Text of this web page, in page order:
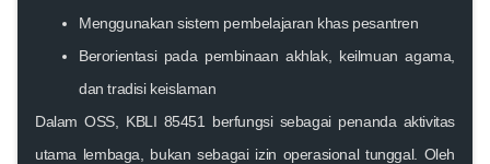
Menggunakan sistem pembelajaran khas pesantren
Berorientasi pada pembinaan akhlak, keilmuan agama,
dan tradisi keislaman
Dalam OSS, KBLI 85451 berfungsi sebagai penanda aktivitas
utama lembaga , bukan sebagai izin operasional tunggal. Oleh